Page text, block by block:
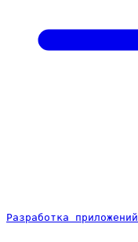
Разработка приложений